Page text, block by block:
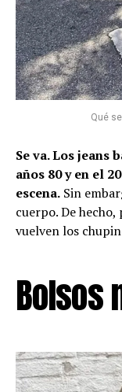
Qué
Se va. Los
años 80 y en el
escena. Sin
cuerpo. De
vuelven los
Bolsos